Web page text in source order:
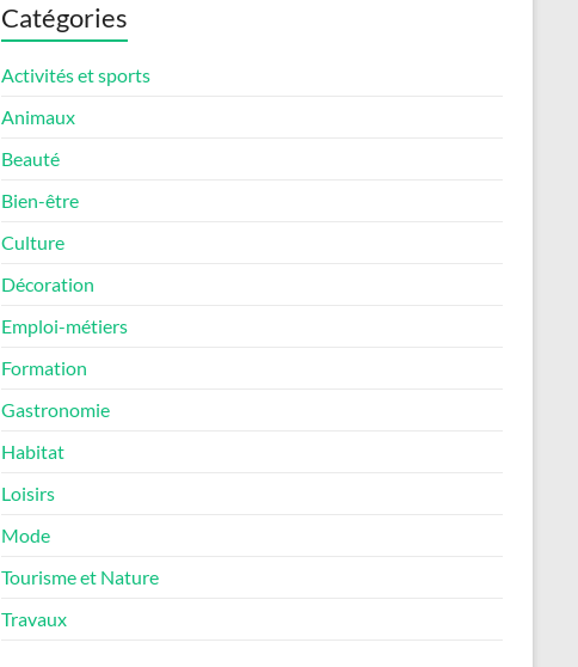
Catégories
Activités et sports
Animaux
Beauté
Bien-être
Culture
Décoration
Emploi-métiers
Formation
Gastronomie
Habitat
Loisirs
Mode
Tourisme et Nature
Travaux